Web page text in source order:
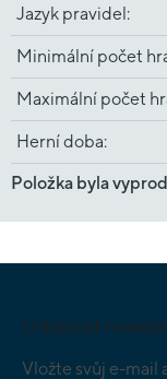
Jazyk pravidel:
Minimální počet
Maximální počet
Herní doba:
Položka byla
Odebírat
Vložte svůj e-mail